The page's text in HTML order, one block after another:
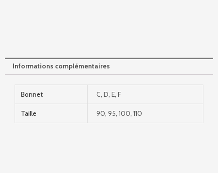
Informations complémentaires
Bonnet C, D, E, F
Taille 90, 95, 100, 110